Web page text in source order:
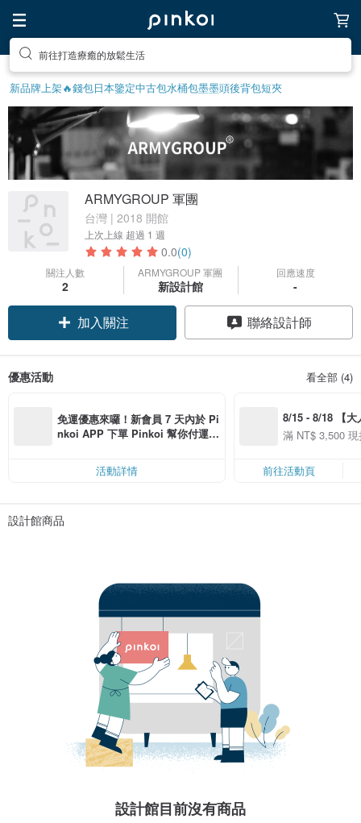
前往打造療癒的放鬆生活
新品牌上架🔥錢包日本鑒定中古包水桶包墨墨頭後背包短夾
ARMYGROUP 軍團
台灣 | 2018 開館
上次上線 超過 1 週
0.0(0)
關注人數
2
ARMYGROUP 軍團
新設計館
回應速度
-
加入關注 聯絡設計師
優惠活動 看全部 (4)
免運優惠來囉！新會員 7 天內於 Pi
nkoi APP 下單 Pinkoi 幫你付運
活動詳情
8/15 - 8/18 【大
季】滿
50
滿 NT$ 3,500
前往活動頁
設計館商品
設計館目前沒有商品